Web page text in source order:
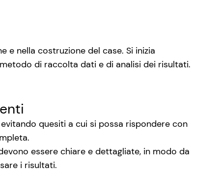
e nella costruzione del case. Si inizia
di raccolta dati e di analisi dei risultati.
quesiti a cui si possa rispondere con
essere chiare e dettagliate, in modo da
i risultati.